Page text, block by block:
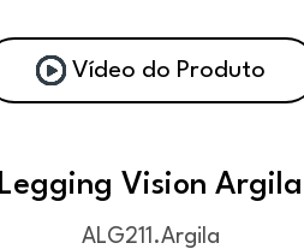
Vídeo do Produto
Legging Vision Argila
ALG211.Argila